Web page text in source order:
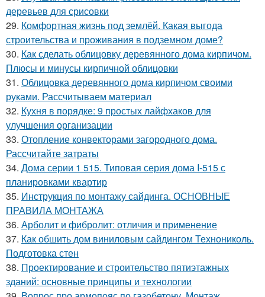
деревьев для срисовки
29. Комфортная жизнь под землёй. Какая выгода
строительства и проживания в подземном доме?
30. Как сделать облицовку деревянного дома кирпичом.
Плюсы и минусы кирпичной облицовки
31. Облицовка деревянного дома кирпичом своими
руками. Рассчитываем материал
32. Кухня в порядке: 9 простых лайфхаков для
улучшения организации
33. Отопление конвекторами загородного дома.
Рассчитайте затраты
34. Дома серии 1 515. Типовая серия дома I-515 с
планировками квартир
35. Инструкция по монтажу сайдинга. ОСНОВНЫЕ
ПРАВИЛА МОНТАЖА
36. Арболит и фибролит: отличия и применение
37. Как обшить дом виниловым сайдингом Технониколь.
Подготовка стен
38. Проектирование и строительство пятиэтажных
зданий: основные принципы и технологии